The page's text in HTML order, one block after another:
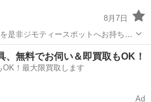
8月7日
非ジモティースポットへお持ち込
ーツ・レジャー用品、こども用品、
、CD・DVDなどが無料でまとめて持
ニスラケット
、無料でお伺い＆即買取もOK！
OK！最大限買取します
Ad